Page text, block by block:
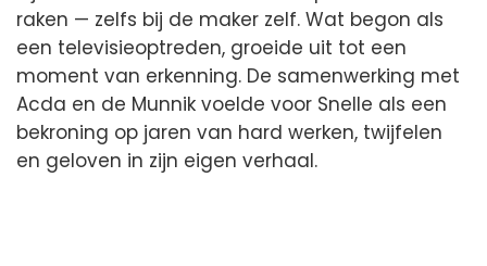
raken — zelfs bij de maker zelf. Wat begon als
een televisieoptreden, groeide uit tot een
moment van erkenning. De samenwerking met
Acda en de Munnik voelde voor Snelle als een
bekroning op jaren van hard werken, twijfelen
en geloven in zijn eigen verhaal.